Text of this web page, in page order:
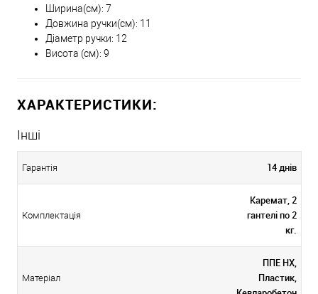
Ширина(см): 7
Довжина ручки(см): 11
Діаметр ручки: 12
Висота (см): 9
ХАРАКТЕРИСТИКИ:
Інші
Гарантія 14 днів
Комплектація
Каремат, 2
гантелі по 2
кг.
Матеріал
ППЕ НХ,
Пластик,